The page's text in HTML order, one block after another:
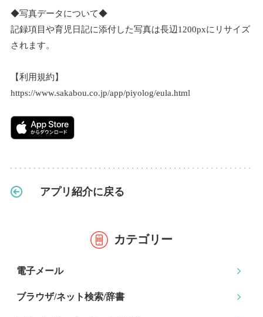
◆写真データについて◆
記録項目や育児日記に添付した写真は長辺1200pxにリサイズ
されます。
【利用規約】
https://www.sakabou.co.jp/app/piyolog/eula.html
アプリ紹介に戻る
カテゴリー
電子メール
ブラウザ/ネット検索/辞書